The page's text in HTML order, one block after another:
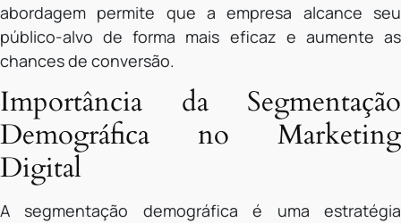
abordagem permite que a empresa alcance seu
público-alvo de forma mais eficaz e aumente as
chances de conversão.
Importância da Segmentação
Demográfica no Marketing
Digital
A segmentação demográfica é uma estratégia